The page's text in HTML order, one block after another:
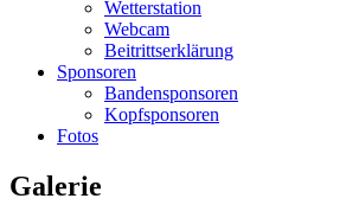
Wetterstation
Webcam
Beitrittserklärung
Sponsoren
Bandensponsoren
Kopfsponsoren
Fotos
Galerie